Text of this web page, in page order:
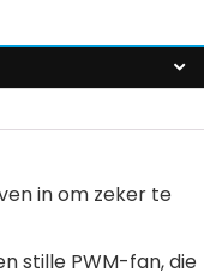
in om zeker te
stille PWM-fan, die